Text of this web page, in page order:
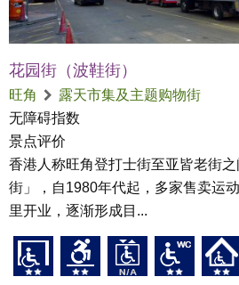
花园街（波鞋街）
旺角
露天市集及主题购物街
无障碍指数
景点评价
香港人称旺角登打士街至亚皆老街
街」，自1980年代起，多家售卖运
里开业，逐渐形成目...